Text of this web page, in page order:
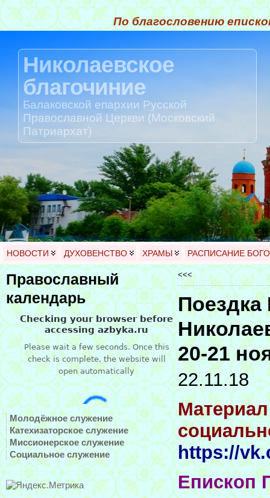
По благословению
Николаевское
благочиние
Балаковской епархии Русской
Православной Церкви (Московский
Патриархат)
НОВОСТИ ДУХОВЕНСТВО ХРАМЫ РАСПИСАНИЕ
Православный
календарь
Молодёжное служение
Катехизаторское служение
Миссионерское служение
Социальное служение
<<<
Поездка
20-21
22.11.18
https://
Епископ